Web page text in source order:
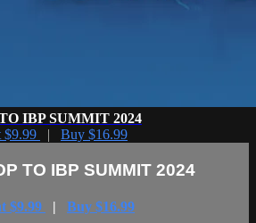
IBP SUMMIT 2024
$9.99 | Buy $16.99
TO IBP SUMMIT 2024
$9.99 | Buy $16.99